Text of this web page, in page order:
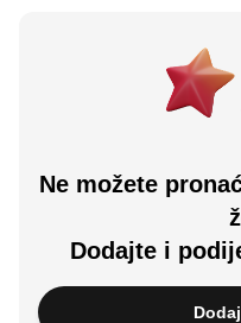
Ne možete
Dodajte i